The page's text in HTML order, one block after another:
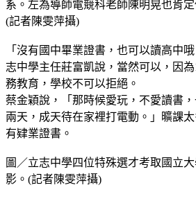
系。左為導師電競科老師陳明晃也肯
(記者陳雯萍攝)
「沒有國中畢業證書，也可以讀高中
志中學主任莊富凱說，當然可以，因
務教育，學校不可以拒絕。
蔡金穎說，「那時候愛玩，不愛讀書
兩天，成天待在家裡打電動。」曠課
有肄業證書。
圖／立志中學四位特殊選才考取國立
影。(記者陳雯萍攝)